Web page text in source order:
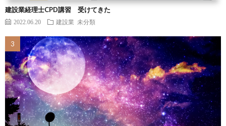
建設業経理士CPD講習 受けてきた
2022.06.20 建設業 未分類